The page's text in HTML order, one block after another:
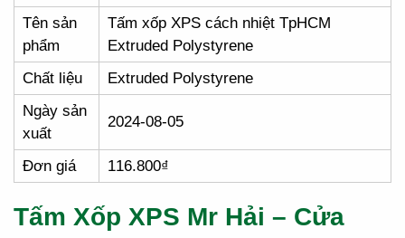
Tên sản
phẩm
Tấm xốp XPS cách nhiệt TpHCM
Extruded Polystyrene
Chất liệu
Extruded Polystyrene
Ngày sản
xuất
2024-08-05
Đơn giá 116.800₫
Tấm Xốp XPS Mr Hải – Cửa